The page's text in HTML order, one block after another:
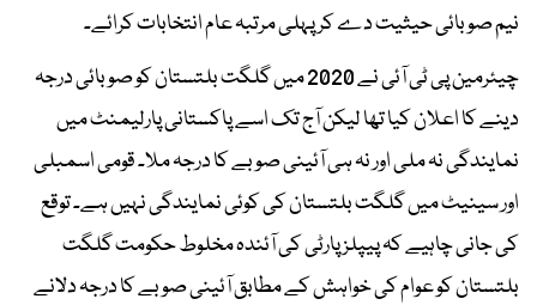
نیم صوبائی حیثیت دے کر پہلی مرتبہ عام انتخابات کرائے۔
چیئرمین پی ٹی آئی نے 2020 میں گلگت بلتستان کو صوبائی درجہ
دینے کا اعلان کیا تھا لیکن آج تک اسے پاکستانی پارلیمنٹ میں
نمایندگی نہ ملی اور نہ ہی آئینی صوبے کا درجہ ملا۔ قومی اسمبلی
اور سینیٹ میں گلگت بلتستان کی کوئی نمایندگی نہیں ہے۔ توقع
کی جانی چاہیے کہ پیپلز پارٹی کی آئندہ مخلوط حکومت گلگت
بلتستان کو عوام کی خواہش کے مطابق آئینی صوبے کا درجہ دلانے